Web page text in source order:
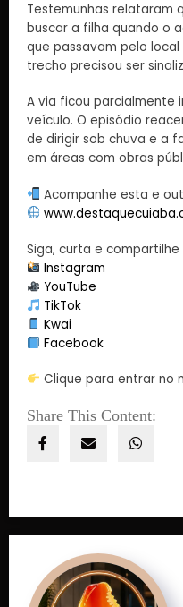
Testemunhas relataram
buscar a filha quando o
que passavam pelo
trecho precisou ser
A via ficou
veículo. O episódio
de dirigir sob chuva e a
em áreas com obras
Acompanhe esta e
Siga, curta e compartilhe
Instagram
YouTube
TikTok
Kwai
Facebook
Clique para entrar no
Share This Content: